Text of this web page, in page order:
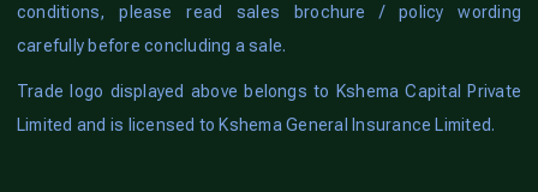
conditions, please read sales brochure / policy wording
carefully before concluding a sale.
Trade logo displayed above belongs to Kshema Capital Private
Limited and is licensed to Kshema General Insurance Limited.